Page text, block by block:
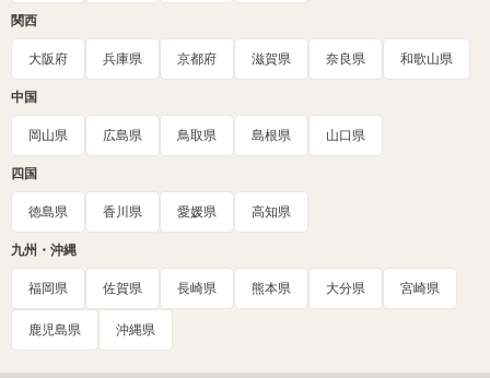
関西
大阪府 兵庫県 京都府 滋賀県 奈良県 和歌山県
中国
岡山県 広島県 鳥取県 島根県 山口県
四国
徳島県 香川県 愛媛県 高知県
九州・沖縄
福岡県 佐賀県 長崎県 熊本県 大分県 宮崎県
鹿児島県 沖縄県